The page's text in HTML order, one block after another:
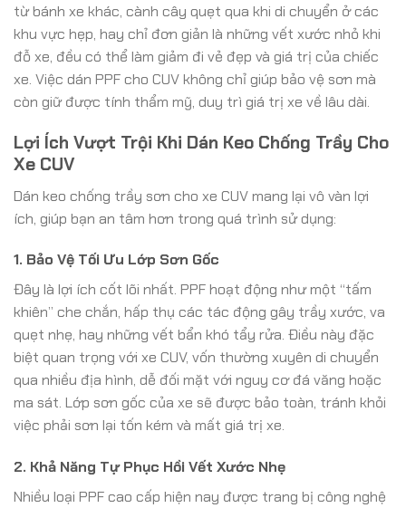
từ bánh xe khác, cành cây quẹt qua khi di chuyển ở các
khu vực hẹp, hay chỉ đơn giản là những vết xước nhỏ khi
đỗ xe, đều có thể làm giảm đi vẻ đẹp và giá trị của chiếc
xe. Việc dán PPF cho CUV không chỉ giúp bảo vệ sơn mà
còn giữ được tính thẩm mỹ, duy trì giá trị xe về lâu dài.
Lợi Ích Vượt Trội Khi Dán Keo Chống Trầy Cho
Xe CUV
Dán keo chống trầy sơn cho xe CUV mang lại vô vàn lợi
ích, giúp bạn an tâm hơn trong quá trình sử dụng:
1. Bảo Vệ Tối Ưu Lớp Sơn Gốc
Đây là lợi ích cốt lõi nhất. PPF hoạt động như một “tấm
khiên” che chắn, hấp thụ các tác động gây trầy xước, va
quẹt nhẹ, hay những vết bẩn khó tẩy rửa. Điều này đặc
biệt quan trọng với xe CUV, vốn thường xuyên di chuyển
qua nhiều địa hình, dễ đối mặt với nguy cơ đá văng hoặc
ma sát. Lớp sơn gốc của xe sẽ được bảo toàn, tránh khỏi
việc phải sơn lại tốn kém và mất giá trị xe.
2. Khả Năng Tự Phục Hồi Vết Xước Nhẹ
Nhiều loại PPF cao cấp hiện nay được trang bị công nghệ